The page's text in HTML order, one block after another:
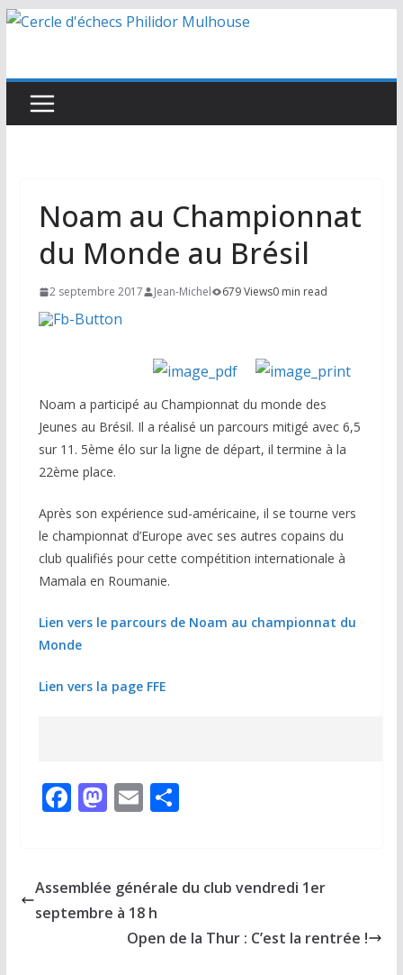
Passer
Noam au Championnat
du Monde au Brésil
2 septembre 2017 Jean-Michel 679 Views0 min read
Noam a participé au Championnat du monde des
Jeunes au Brésil. Il a réalisé un parcours mitigé avec 6,5
sur 11. 5ème élo sur la ligne de départ, il termine à la
22ème place.
Après son expérience sud-américaine, il se tourne vers
le championnat d’Europe avec ses autres copains du
club qualifiés pour cette compétition internationale à
Mamala en Roumanie.
Lien vers le parcours de Noam au championnat du
Monde
Lien vers la page FFE
F
b
o
M
d
o
E
l
P
g
Assemblée générale du club vendredi 1er
septembre à 18 h
Open de la Thur : C’est la rentrée !